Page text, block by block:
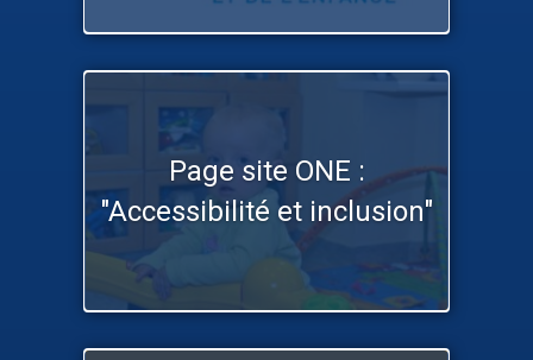
Page site ONE :
"Accessibilité et inclusion"